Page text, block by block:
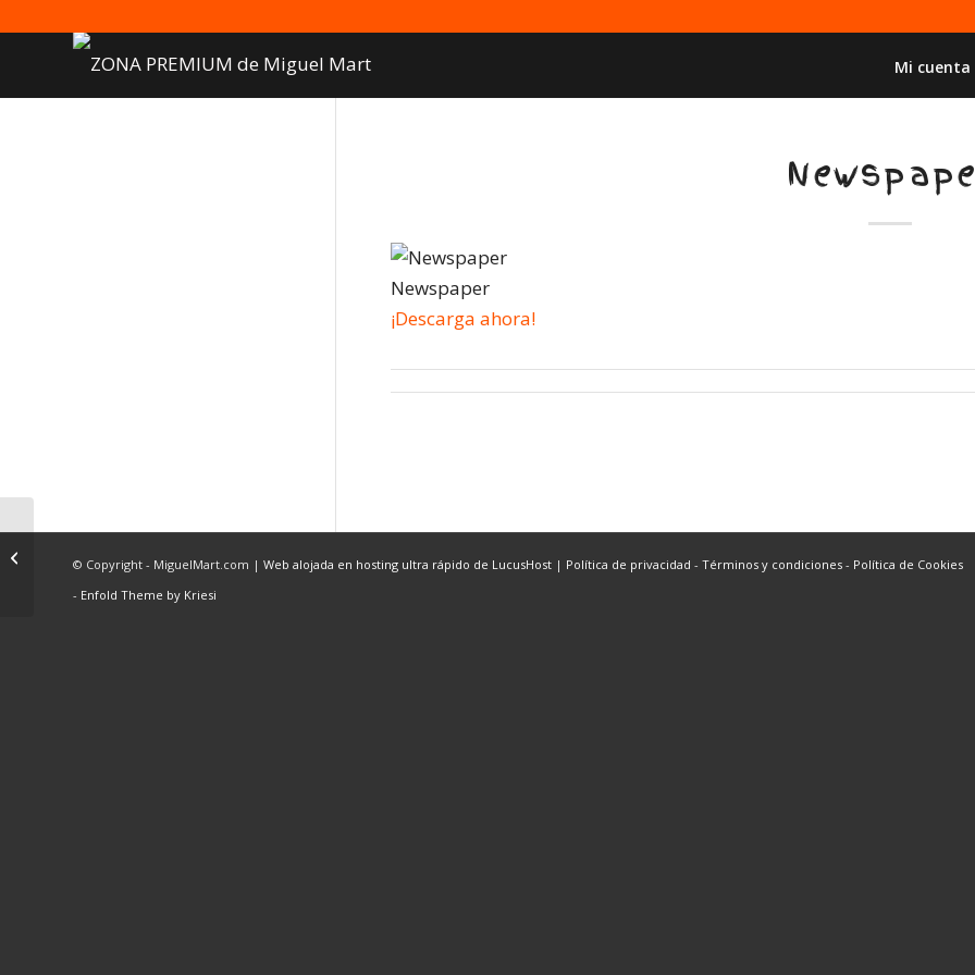
Mi cuenta
Newspaper
¡Descarga ahora!
© Copyright - MiguelMart.com | Web alojada en hosting ultra rápido de LucusHost | Política de privacidad - Términos y condiciones - Política de Cookies
- Enfold Theme by Kriesi
Bazar Shop